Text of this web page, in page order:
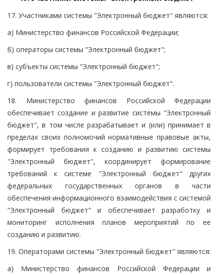
17. Участниками системы "Электронный бюджет" являются:
а) Министерство финансов Российской Федерации;
б) операторы системы "Электронный бюджет";
в) субъекты системы "Электронный бюджет";
г) пользователи системы "Электронный бюджет".
18. Министерство финансов Российской Федерации
обеспечивает создание и развитие системы "Электронный
бюджет", в том числе разрабатывает и (или) принимает в
пределах своих полномочий нормативные правовые акты,
формирует требования к созданию и развитию системы
"Электронный бюджет", координирует формирование
требований к системе "Электронный бюджет" других
федеральных государственных органов в части
обеспечения информационного взаимодействия с системой
"Электронный бюджет" и обеспечивает разработку и
мониторинг исполнения планов мероприятий по ее
созданию и развитию.
19. Операторами системы "Электронный бюджет" являются:
а) Министерство финансов Российской Федерации и